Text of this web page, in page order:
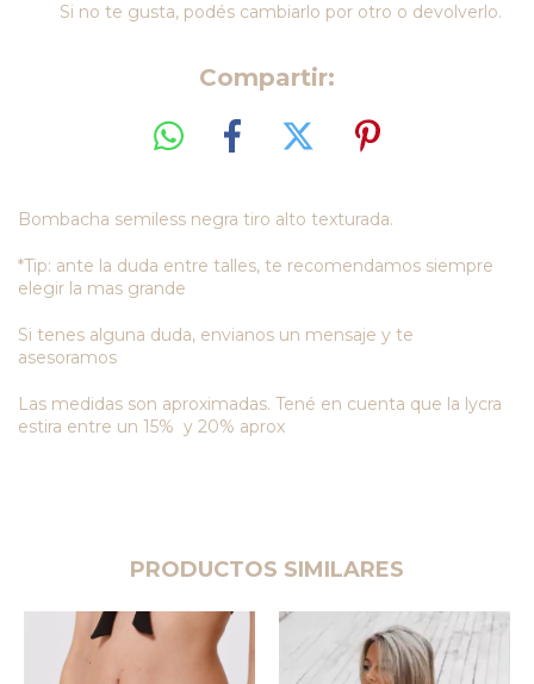
Si no te gusta, podés cambiarlo por otro o devolverlo.
Compartir:
Bombacha semiless negra tiro alto texturada.
*Tip: ante la duda entre talles, te recomendamos siempre
elegir la mas grande
Si tenes alguna duda, envianos un mensaje y te
asesoramos
Las medidas son aproximadas. Tené en cuenta que la lycra
estira entre un 15% y 20% aprox
PRODUCTOS SIMILARES